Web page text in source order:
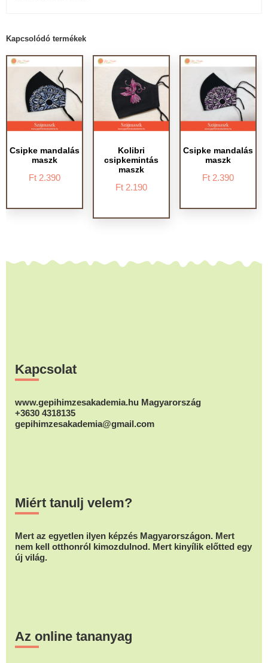
Kapcsolódó termékek
Csipke mandalás
maszk
Ft2.390
Kolibri
csipkemintás
maszk
Ft2.190
Csipke mandalás
maszk
Ft 2.390
Kapcsolat
www.gepihimzesakademia.hu Magyarország
+3630 4318135
gepihimzesakademia@gmail.com
Miért tanulj velem?
Mert az egyetlen ilyen képzés Magyarországon. Mert
nem kell otthonról kimozdulnod. Mert kinyílik előtted egy
új világ.
Az online tananyag